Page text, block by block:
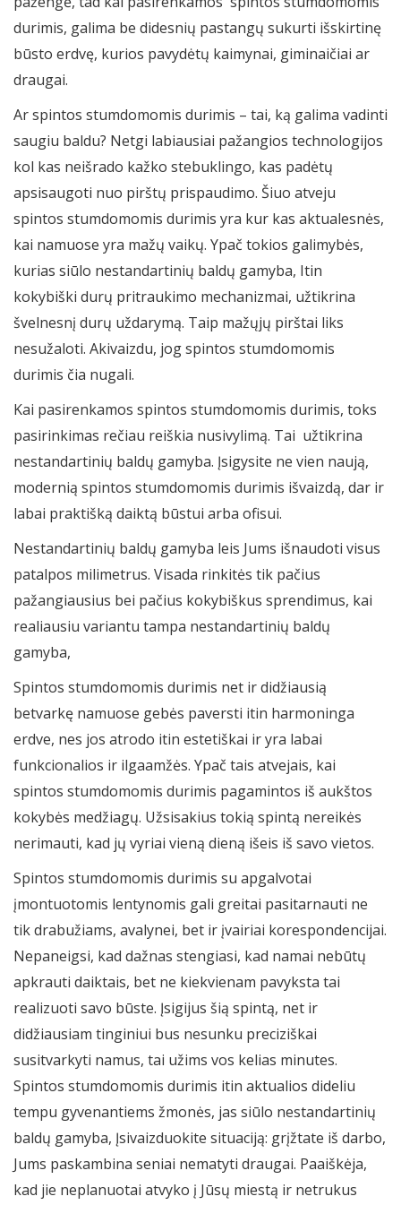
durimis, galima be didesnių pastangų sukurti išskirtinę
būsto erdvę, kurios pavydėtų kaimynai, giminaičiai ar
draugai.
Ar spintos stumdomomis durimis – tai, ką galima vadinti
saugiu baldu? Netgi labiausiai pažangios technologijos
kol kas neišrado kažko stebuklingo, kas padėtų
apsisaugoti nuo pirštų prispaudimo. Šiuo atveju
spintos stumdomomis durimis yra kur kas aktualesnės,
kai namuose yra mažų vaikų. Ypač tokios galimybės,
kurias siūlo nestandartinių baldų gamyba, Itin
kokybiški durų pritraukimo mechanizmai, užtikrina
švelnesnį durų uždarymą. Taip mažųjų pirštai liks
nesužaloti. Akivaizdu, jog spintos stumdomomis
durimis čia nugali.
Kai pasirenkamos spintos stumdomomis durimis, toks
pasirinkimas rečiau reiškia nusivylimą. Tai užtikrina
nestandartinių baldų gamyba. Įsigysite ne vien naują,
modernią spintos stumdomomis durimis išvaizdą, dar ir
labai praktišką daiktą būstui arba ofisui.
Nestandartinių baldų gamyba leis Jums išnaudoti visus
patalpos milimetrus. Visada rinkitės tik pačius
pažangiausius bei pačius kokybiškus sprendimus, kai
realiausiu variantu tampa nestandartinių baldų
gamyba,
Spintos stumdomomis durimis net ir didžiausią
betvarkę namuose gebės paversti itin harmoninga
erdve, nes jos atrodo itin estetiškai ir yra labai
funkcionalios ir ilgaamžės. Ypač tais atvejais, kai
spintos stumdomomis durimis pagamintos iš aukštos
kokybės medžiagų. Užsisakius tokią spintą nereikės
nerimauti, kad jų vyriai vieną dieną išeis iš savo vietos.
Spintos stumdomomis durimis su apgalvotai
įmontuotomis lentynomis gali greitai pasitarnauti ne
tik drabužiams, avalynei, bet ir įvairiai korespondencijai.
Nepaneigsi, kad dažnas stengiasi, kad namai nebūtų
apkrauti daiktais, bet ne kiekvienam pavyksta tai
realizuoti savo būste. Įsigijus šią spintą, net ir
didžiausiam tinginiui bus nesunku preciziškai
susitvarkyti namus, tai užims vos kelias minutes.
Spintos stumdomomis durimis itin aktualios dideliu
tempu gyvenantiems žmonės, jas siūlo nestandartinių
baldų gamyba, Įsivaizduokite situaciją: grįžtate iš darbo,
Jums paskambina seniai nematyti draugai. Paaiškėja,
kad jie neplanuotai atvyko į Jūsų miestą ir netrukus